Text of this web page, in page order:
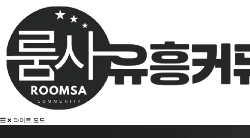
라이트 모드